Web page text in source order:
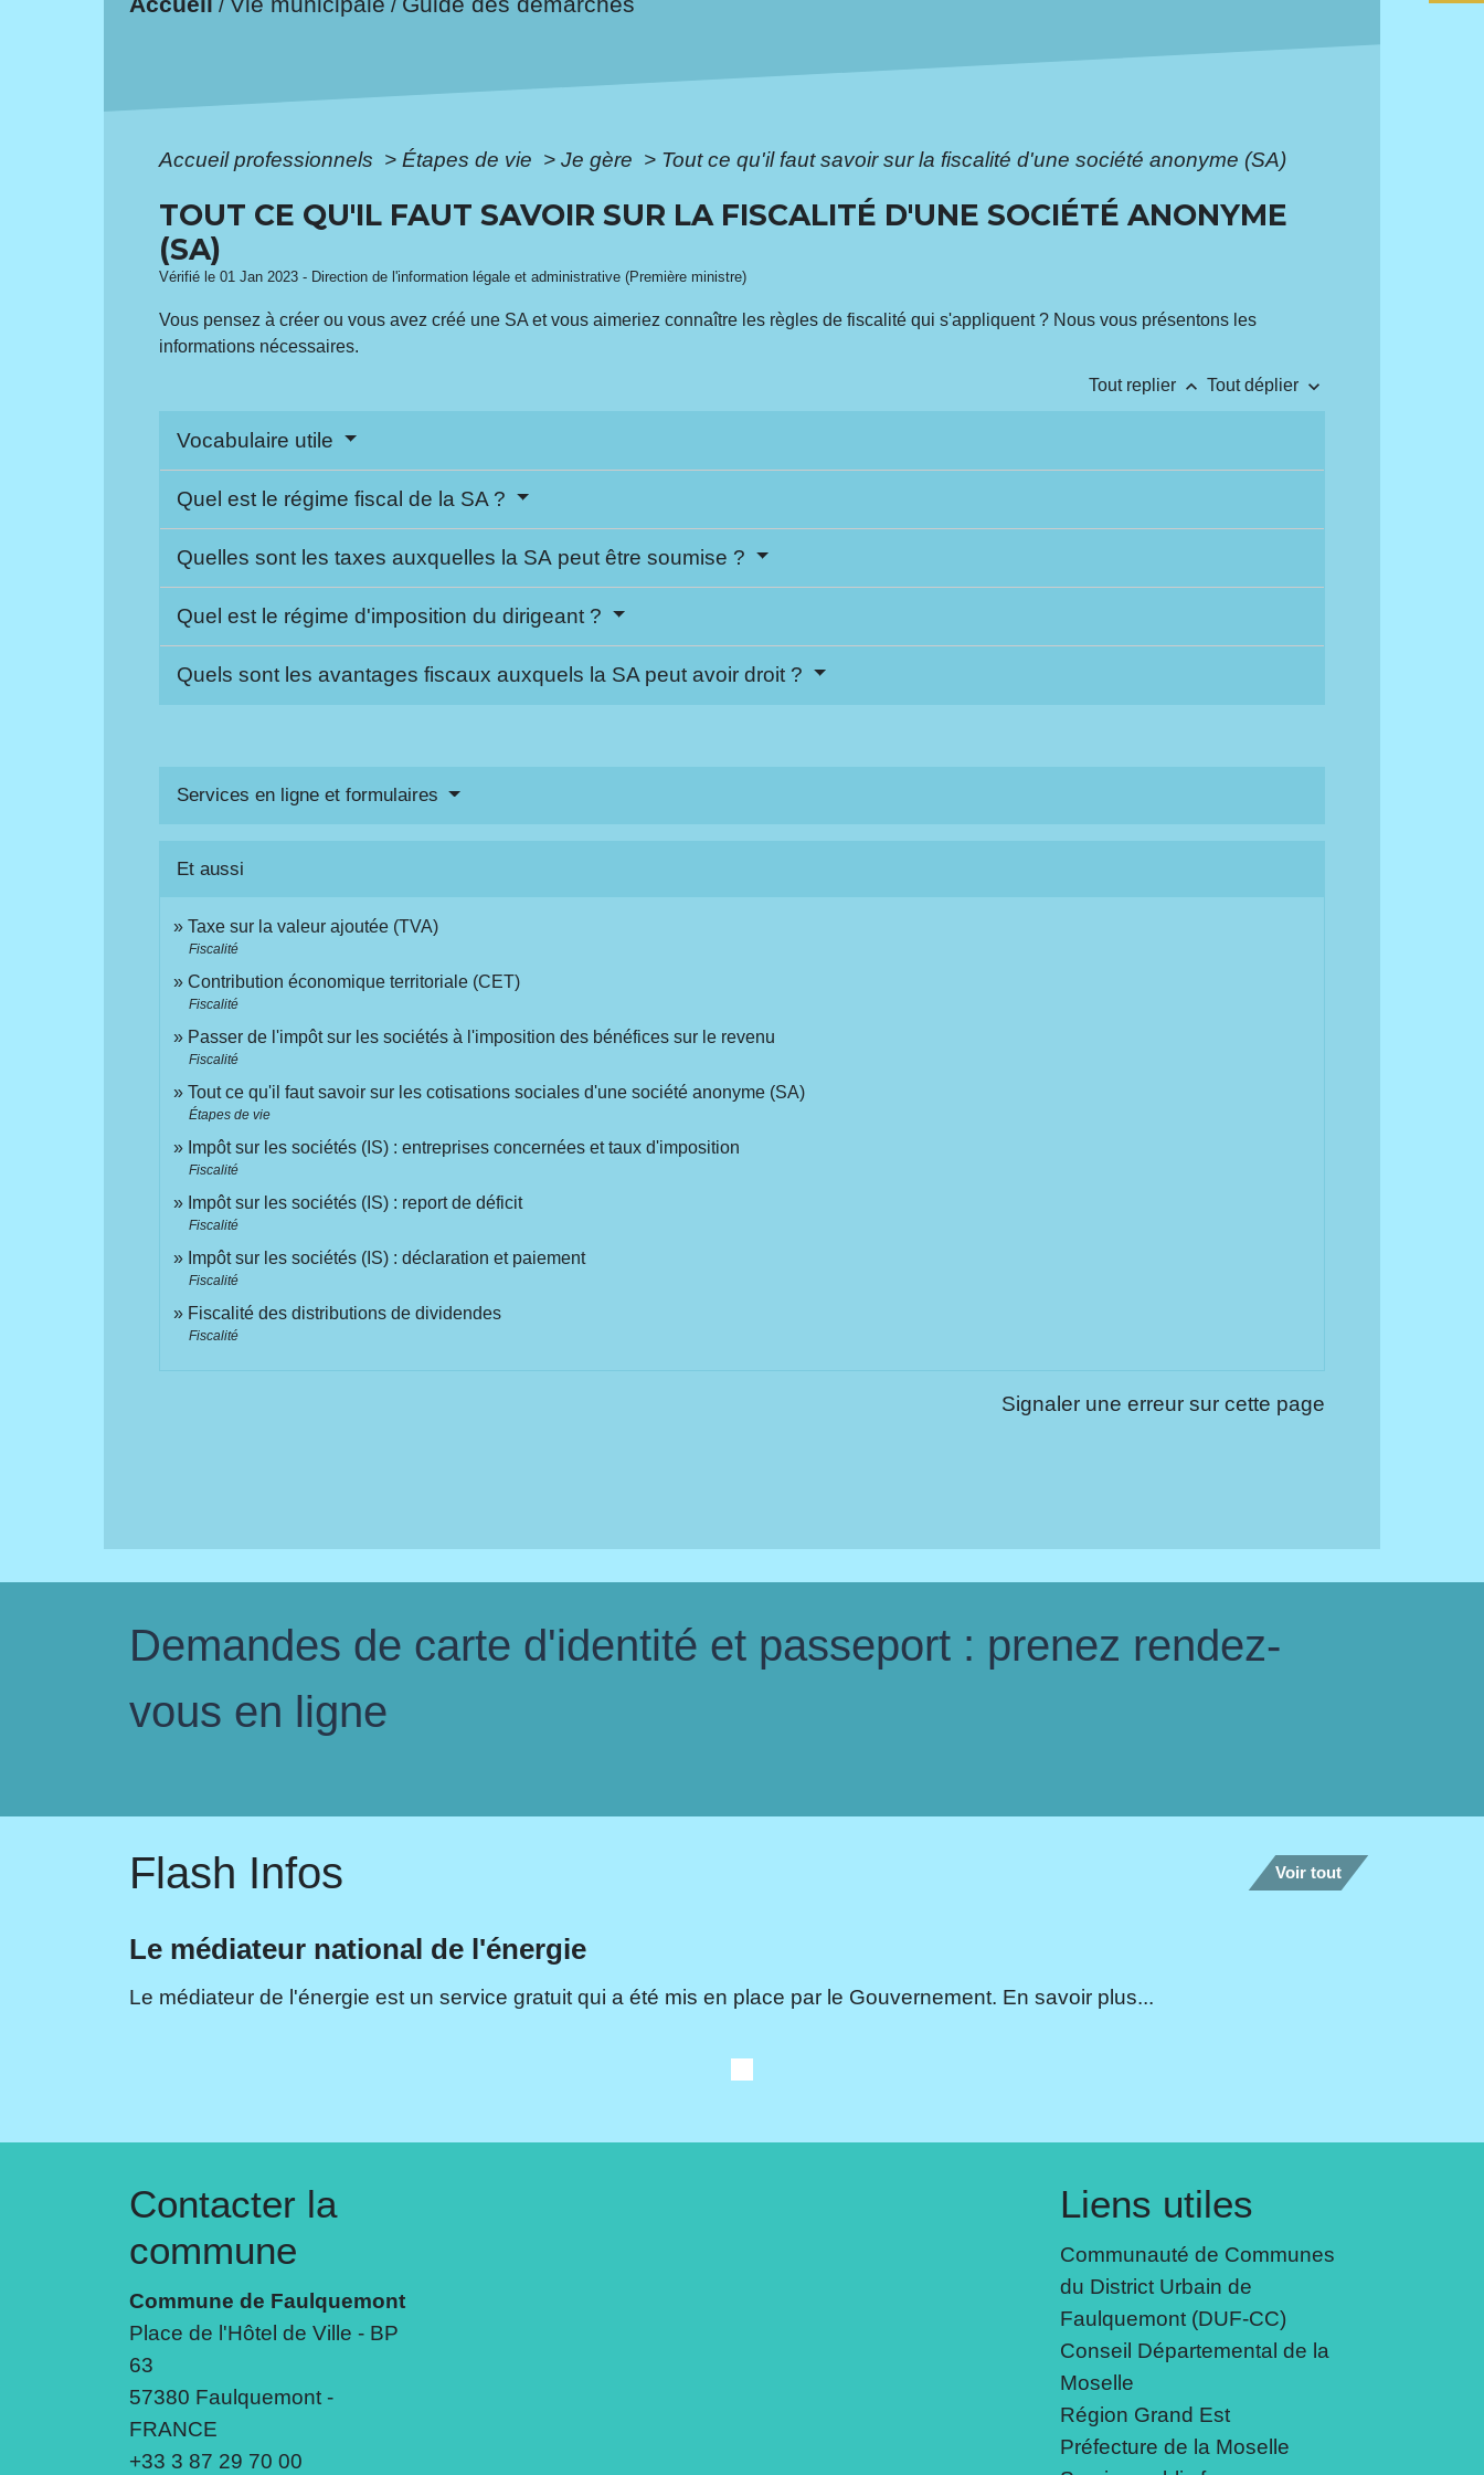
/ /
Accueil professionnels > Étapes de vie > Je gère > Tout ce qu'il faut savoir sur la fiscalité d'une société anonyme (SA)
TOUT CE QU'IL FAUT SAVOIR SUR LA FISCALITÉ D'UNE SOCIÉTÉ ANONYME
(SA)
Vérifié le 01 Jan 2023 - Direction de l'information légale et administrative (Première ministre)
Vous pensez à créer ou vous avez créé une SA et vous aimeriez connaître les règles de fiscalité qui s'appliquent ? Nous vous présentons les
informations nécessaires.
Tout replier keyboard_arrow_up Tout déplier keyboard_arrow_down
Vocabulaire utile
Quel est le régime fiscal de la SA ?
Quelles sont les taxes auxquelles la SA peut être soumise ?
Quel est le régime d'imposition du dirigeant ?
Quels sont les avantages fiscaux auxquels la SA peut avoir droit ?
Services en ligne et formulaires
Et aussi
Taxe sur la valeur ajoutée (TVA)
Fiscalité
Contribution économique territoriale (CET)
Fiscalité
Passer de l'impôt sur les sociétés à l'imposition des bénéfices sur le revenu
Fiscalité
Tout ce qu'il faut savoir sur les cotisations sociales d'une société anonyme (SA)
Étapes de vie
Impôt sur les sociétés (IS) : entreprises concernées et taux d'imposition
Fiscalité
Impôt sur les sociétés (IS) : report de déficit
Fiscalité
Impôt sur les sociétés (IS) : déclaration et paiement
Fiscalité
Fiscalité des distributions de dividendes
Fiscalité
Signaler une erreur sur cette page
Demandes de carte d'identité et passeport : prenez rendez-
vous en ligne
Flash Infos Voir tout
Le médiateur national de l'énergie
Le médiateur de l'énergie est un service gratuit qui a été mis en place par le Gouvernement. En savoir plus...
Contacter la
commune
Commune de Faulquemont
Place de l'Hôtel de Ville - BP
63
57380 Faulquemont -
FRANCE
+33 3 87 29 70 00
Liens utiles
Communauté de Communes
du District Urbain de
Faulquemont (DUF-CC)
Conseil Départemental de la
Moselle
Région Grand Est
Préfecture de la Moselle